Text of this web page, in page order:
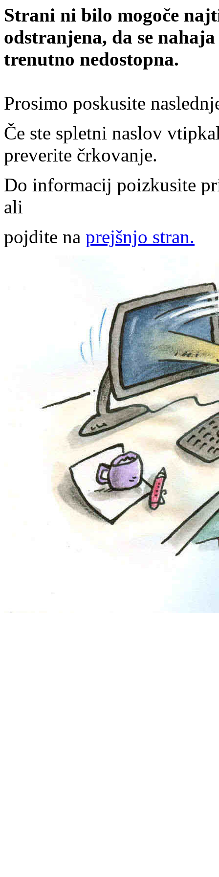
Strani ni bilo mogoče
odstranjena, da se
trenutno nedostopna.
Prosimo poskusite
Če ste spletni naslov
preverite črkovanje.
Do informacij poizkusite
ali
pojdite na prejšnjo stran.